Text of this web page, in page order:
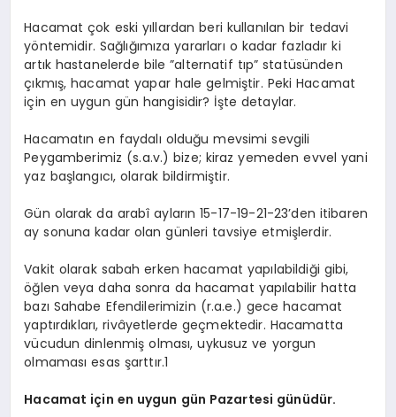
Hacamat çok eski yıllardan beri kullanılan bir tedavi
yöntemidir. Sağlığımıza yararları o kadar fazladır ki
artık hastanelerde bile ”alternatif tıp” statüsünden
çıkmış, hacamat yapar hale gelmiştir. Peki Hacamat
için en uygun gün hangisidir? İşte detaylar.
Hacamatın en faydalı olduğu mevsimi sevgili
Peygamberimiz (s.a.v.) bize; kiraz yemeden evvel yani
yaz başlangıcı, olarak bildirmiştir.
Gün olarak da arabî ayların 15-17-19-21-23’den itibaren
ay sonuna kadar olan günleri tavsiye etmişlerdir.
Vakit olarak sabah erken hacamat yapılabildiği gibi,
öğlen veya daha sonra da hacamat yapılabilir hatta
bazı Sahabe Efendilerimizin (r.a.e.) gece hacamat
yaptırdıkları, rivâyetlerde geçmektedir. Hacamatta
vücudun dinlenmiş olması, uykusuz ve yorgun
olmaması esas şarttır.1
Hacamat için en uygun gün Pazartesi günüdür.